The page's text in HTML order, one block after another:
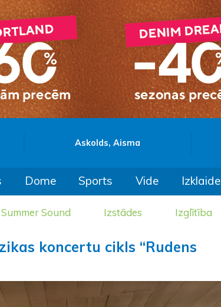
Askolds, Aisma
Dome Sports Vide Izklaide
Summer Sound Izstādes Izglītība
koncertu cikls “Rudens